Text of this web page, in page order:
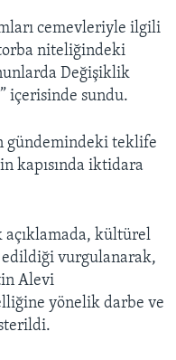
cemevleriyle ilgili
niteliğindeki
Değişiklik
içerisinde sundu.
gündemindeki teklife
kapısında iktidara
açıklamada, kültürel
edildiği vurgulanarak,
Alevi
yönelik darbe ve